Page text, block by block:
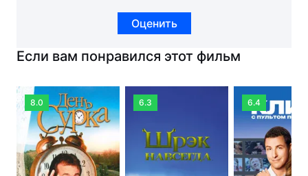
Оценить
Если вам понравился этот фильм
8.0 6.3 6.4